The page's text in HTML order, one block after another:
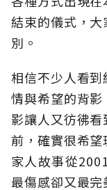
結束的儀式，
別。
相信不少人看
情與希望的背
影讓人又彷彿
前，確實很希
家人故事從
最傷感卻又最